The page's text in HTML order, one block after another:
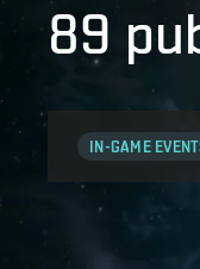
89
IN-GAME